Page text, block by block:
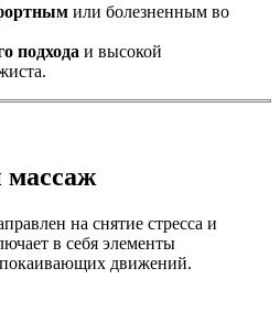
или болезненным во
подхода и высокой
массаж
на снятие стресса и
в себя элементы
движений.